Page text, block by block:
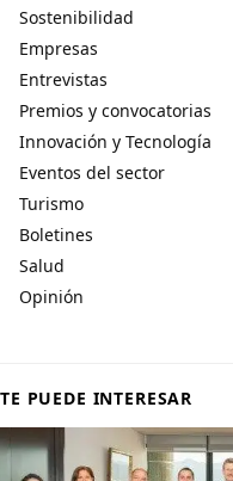
Sostenibilidad
Empresas
Entrevistas
Premios y convocatorias
Innovación y Tecnología
Eventos del sector
Turismo
Boletines
Salud
Opinión
TE PUEDE INTERESAR